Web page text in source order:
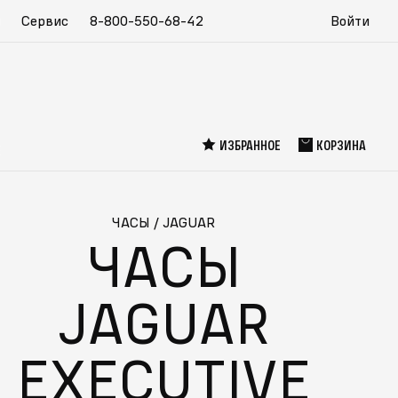
Сервис 8-800-550-68-42 Войти
ИЗБРАННОЕ КОРЗИНА
ЧАСЫ / JAGUAR
ЧАСЫ
JAGUAR
EXECUTIVE